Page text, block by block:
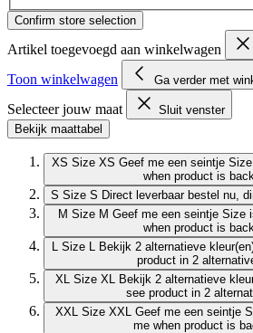
Confirm store selection
Artikel toegevoegd aan winkelwagen
Toon winkelwagen Ga verder met
Selecteer jouw maat
Sluit venster
Bekijk maattabel
XS Size XS Geef me een seintje
when product is
S Size S Direct leverbaar bestel nu,
M Size M Geef me een seintje Size
when product is
Size L Bekijk 2 alternatieve
product in 2
XL
Size XL Bekijk 2 alternatieve
see product in 2
XXL
Size XXL Geef me een seintje
me when product is